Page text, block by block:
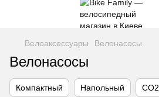
Велоаксессуары Велонасосы
Велонасосы
Компактный Напольный CO2